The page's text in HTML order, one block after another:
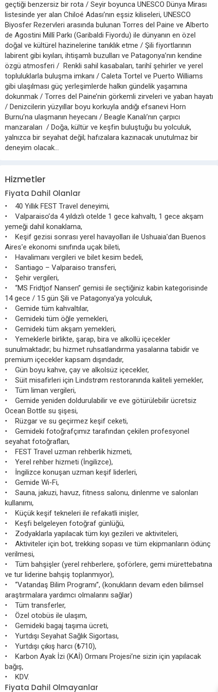
geçtiği benzersiz bir rota / Seyir boyunca UNESCO Dünya Mirası
listesinde yer alan Chiloé Adası’nın eşsiz kiliseleri, UNESCO
Biyosfer Rezervleri arasında bulunan Torres del Paine ve Alberto
de Agostini Millî Parkı (Garibaldi Fiyordu) ile dünyanın en özel
doğal ve kültürel hazinelerine tanıklık etme / Şili fiyortlarının
labirent gibi kıyıları, ihtişamlı buzulları ve Patagonya’nın kendine
özgü atmosferi / Renkli sahil kasabaları, tarihî şehirler ve yerel
topluluklarla buluşma imkanı / Caleta Tortel ve Puerto Williams
gibi ulaşılması güç yerleşimlerde halkın gündelik yaşamına
dokunmak / Torres del Paine’nin görkemli zirveleri ve yaban hayatı
/ Denizcilerin yüzyıllar boyu korkuyla andığı efsanevi Horn
Burnu’na ulaşmanın heyecanı / Beagle Kanalı’nın çarpıcı
manzaraları / Doğa, kültür ve keşfin buluştuğu bu yolculuk,
yalnızca bir seyahat değil; hafızalara kazınacak unutulmaz bir
deneyim olacak...
Hizmetler
Fiyata Dahil Olanlar
• 40 Yıllık FEST Travel deneyimi,
• Valparaiso’da 4 yıldızlı otelde 1 gece kahvaltı, 1 gece akşam
yemeği dahil konaklama,
• Keşif gezisi sonrası yerel havayolları ile Ushuaia'dan Buenos
Aires'e ekonomi sınıfında uçak bileti,
• Havalimanı vergileri ve bilet kesim bedeli,
• Santiago – Valparaiso transferi,
• Şehir vergileri,
• “MS Fridtjof Nansen” gemisi ile seçtiğiniz kabin kategorisinde
14 gece / 15 gün Şili ve Patagonya’ya yolculuk,
• Gemide tüm kahvaltılar,
• Gemideki tüm öğle yemekleri,
• Gemideki tüm akşam yemekleri,
• Yemeklerle birlikte, şarap, bira ve alkollü içecekler
sunulmaktadır; bu hizmet ruhsatlandırma yasalarına tabidir ve
premium içecekler kapsam dışındadır,
• Gün boyu kahve, çay ve alkolsüz içecekler,
• Süit misafirleri için Lindstrøm restoranında kaliteli yemekler,
• Tüm liman vergileri,
• Gemide yeniden doldurulabilir ve eve götürülebilir ücretsiz
Ocean Bottle su şişesi,
• Rüzgar ve su geçirmez keşif ceketi,
• Gemideki fotoğrafçımız tarafından çekilen profesyonel
seyahat fotoğrafları,
• FEST Travel uzman rehberlik hizmeti,
• Yerel rehber hizmeti (İngilizce),
• İngilizce konuşan uzman keşif liderleri,
• Gemide Wi-Fi,
• Sauna, jakuzi, havuz, fitness salonu, dinlenme ve salonları
kullanımı,
• Küçük keşif tekneleri ile refakatli inişler,
• Keşfi belgeleyen fotoğraf günlüğü,
• Zodyaklarla yapılacak tüm kıyı gezileri ve aktiviteleri,
• Aktiviteler için bot, trekking sopası ve tüm ekipmanların ödünç
verilmesi,
• Tüm bahşişler (yerel rehberlere, şoförlere, gemi mürettebatına
ve tur liderine bahşiş toplanmıyor),
• “Vatandaş Bilim Programı”, (konukların devam eden bilimsel
araştırmalara yardımcı olmalarını sağlar)
• Tüm transferler,
• Özel otobüs ile ulaşım,
• Gemideki bagaj taşıma ücreti,
• Yurtdışı Seyahat Sağlık Sigortası,
• Yurtdışı çıkış harcı (₺710),
• Karbon Ayak İzi (KAİ) Ormanı Projesi’ne sizin için yapılacak
bağış,
• KDV.
Fiyata Dahil Olmayanlar